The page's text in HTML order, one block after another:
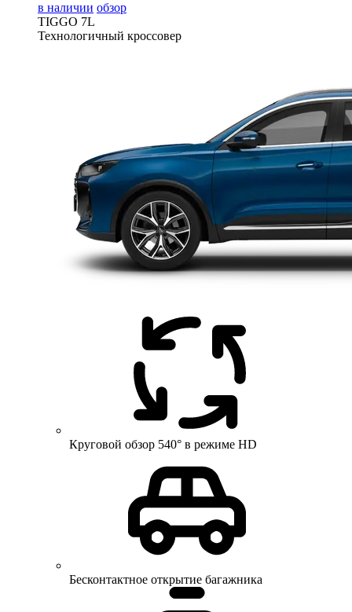
в наличии обзор
TIGGO 7L
Технологичный кроссовер
Круговой обзор 540° в режиме HD
Бесконтактное открытие багажника